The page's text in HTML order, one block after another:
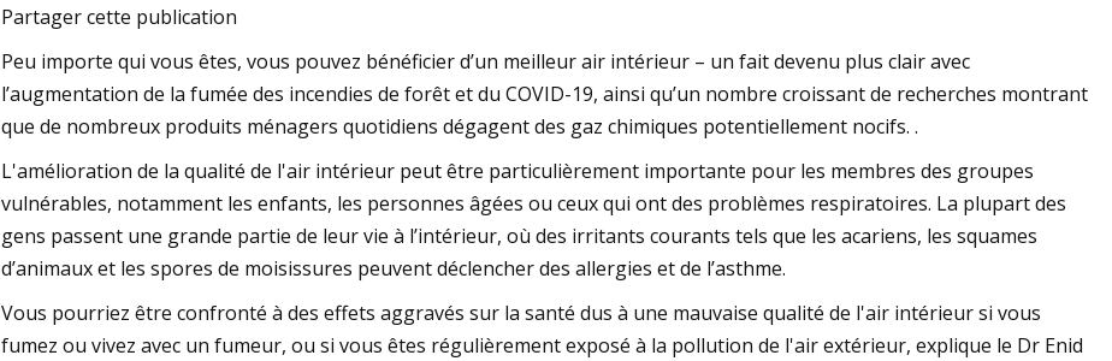
Partager cette publication
Peu importe qui vous êtes, vous pouvez bénéficier d’un meilleur air intérieur – un fait devenu plus clair avec
l’augmentation de la fumée des incendies de forêt et du COVID-19, ainsi qu’un nombre croissant de recherches montrant
que de nombreux produits ménagers quotidiens dégagent des gaz chimiques potentiellement nocifs. .
L'amélioration de la qualité de l'air intérieur peut être particulièrement importante pour les membres des groupes
vulnérables, notamment les enfants, les personnes âgées ou ceux qui ont des problèmes respiratoires. La plupart des
gens passent une grande partie de leur vie à l’intérieur, où des irritants courants tels que les acariens, les squames
d’animaux et les spores de moisissures peuvent déclencher des allergies et de l’asthme.
Vous pourriez être confronté à des effets aggravés sur la santé dus à une mauvaise qualité de l'air intérieur si vous
fumez ou vivez avec un fumeur, ou si vous êtes régulièrement exposé à la pollution de l'air extérieur, explique le Dr Enid